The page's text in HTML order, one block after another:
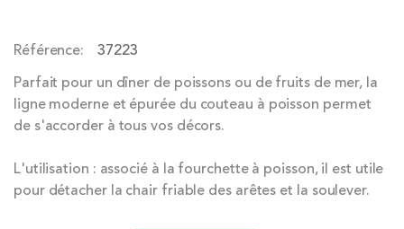
images
gallery
Référence
37223
Parfait pour un dîner de poissons ou de fruits de mer, la
ligne moderne et épurée du couteau à poisson permet
de s'accorder à tous vos décors.
L'utilisation : associé à la fourchette à poisson, il est utile
pour détacher la chair friable des arêtes et la soulever.